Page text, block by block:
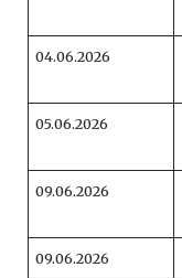
04.06.2026
05.06.2026
09.06.2026
09.06.2026